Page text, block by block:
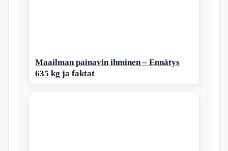
Maailman painavin ihminen – Ennätys
635 kg ja faktat